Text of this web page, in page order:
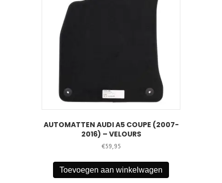
AUTOMATTEN AUDI A5 COUPE (2007-
2016) – VELOURS
€59,95
Toevoegen aan winkelwagen